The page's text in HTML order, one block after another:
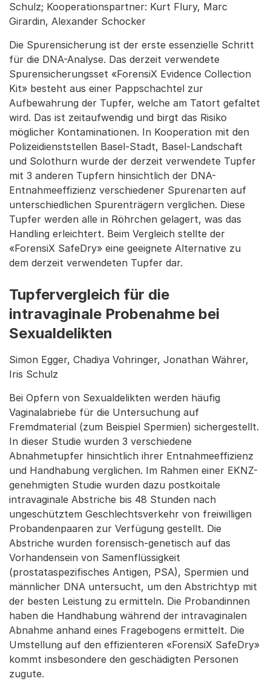
Schulz; Kooperationspartner: Kurt Flury, Marc
Girardin, Alexander Schocker
Die Spurensicherung ist der erste essenzielle Schritt
für die DNA-Analyse. Das derzeit verwendete
Spurensicherungsset «ForensiX Evidence Collection
Kit» besteht aus einer Pappschachtel zur
Aufbewahrung der Tupfer, welche am Tatort gefaltet
wird. Das ist zeitaufwendig und birgt das Risiko
möglicher Kontaminationen. In Kooperation mit den
Polizeidienststellen Basel-Stadt, Basel-Landschaft
und Solothurn wurde der derzeit verwendete Tupfer
mit 3 anderen Tupfern hinsichtlich der DNA-
Entnahmeeffizienz verschiedener Spurenarten auf
unterschiedlichen Spurenträgern verglichen. Diese
Tupfer werden alle in Röhrchen gelagert, was das
Handling erleichtert. Beim Vergleich stellte der
«ForensiX SafeDry» eine geeignete Alternative zu
dem derzeit verwendeten Tupfer dar.
Tupfervergleich für die
intravaginale Probenahme bei
Sexualdelikten
Simon Egger, Chadiya Vohringer, Jonathan Währer,
Iris Schulz
Bei Opfern von Sexualdelikten werden häufig
Vaginalabriebe für die Untersuchung auf
Fremdmaterial (zum Beispiel Spermien) sichergestellt.
In dieser Studie wurden 3 verschiedene
Abnahmetupfer hinsichtlich ihrer Entnahmeeffizienz
und Handhabung verglichen. Im Rahmen einer EKNZ-
genehmigten Studie wurden dazu postkoitale
intravaginale Abstriche bis 48 Stunden nach
ungeschütztem Geschlechtsverkehr von freiwilligen
Probandenpaaren zur Verfügung gestellt. Die
Abstriche wurden forensisch-genetisch auf das
Vorhandensein von Samenflüssigkeit
(prostataspezifisches Antigen, PSA), Spermien und
männlicher DNA untersucht, um den Abstrichtyp mit
der besten Leistung zu ermitteln. Die Probandinnen
haben die Handhabung während der intravaginalen
Abnahme anhand eines Fragebogens ermittelt. Die
Umstellung auf den effizienteren «ForensiX SafeDry»
kommt insbesondere den geschädigten Personen
zugute.